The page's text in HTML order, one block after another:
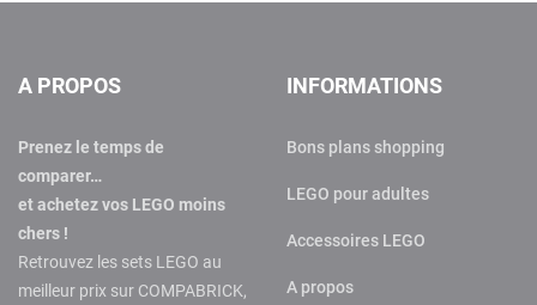
A PROPOS
Prenez le temps de
comparer…
et achetez vos LEGO moins
chers !
Retrouvez les sets LEGO au
meilleur prix sur COMPABRICK,
INFORMATIONS
Bons plans shopping
LEGO pour adultes
Accessoires LEGO
A propos